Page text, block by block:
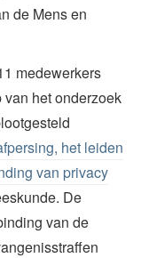
de Mens en
medewerkers
het onderzoek
het leiden
van privacy
De
van de